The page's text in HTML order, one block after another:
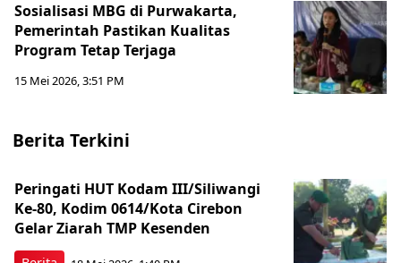
Sosialisasi MBG di Purwakarta,
Pemerintah Pastikan Kualitas
Program Tetap Terjaga
15 Mei 2026, 3:51 PM
Berita Terkini
Peringati HUT Kodam III/Siliwangi
Ke-80, Kodim 0614/Kota Cirebon
Gelar Ziarah TMP Kesenden